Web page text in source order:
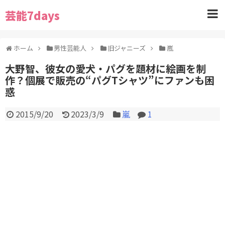
芸能7days
ホーム 男性芸能人 旧ジャニーズ 嵐
大野智、彼女の愛犬・パグを題材に絵画を制
作？個展で販売の“パグTシャツ”にファンも困
惑
2015/9/20 2023/3/9 嵐 1